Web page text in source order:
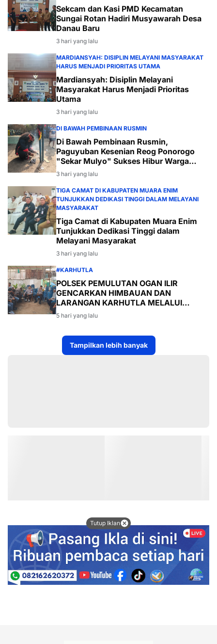
Sekcam dan Kasi PMD Kecamatan
Sungai Rotan Hadiri Musyawarah Desa
Danau Baru
3 hari yang lalu
MARDIANSYAH: DISIPLIN MELAYANI MASYARAKAT
HARUS MENJADI PRIORITAS UTAMA
Mardiansyah: Disiplin Melayani
Masyarakat Harus Menjadi Prioritas
Utama
3 hari yang lalu
DI BAWAH PEMBINAAN RUSMIN
Di Bawah Pembinaan Rusmin,
Paguyuban Kesenian Reog Ponorogo
"Sekar Mulyo" Sukses Hibur Warga
Desa Payabakal
3 hari yang lalu
TIGA CAMAT DI KABUPATEN MUARA ENIM
TUNJUKKAN DEDIKASI TINGGI DALAM MELAYANI
MASYARAKAT
Tiga Camat di Kabupaten Muara Enim
Tunjukkan Dedikasi Tinggi dalam
Melayani Masyarakat
3 hari yang lalu
#KARHUTLA
POLSEK PEMULUTAN OGAN ILIR
GENCARKAN HIMBAUAN DAN
LARANGAN KARHUTLA MELALUI
PROGRAM TSKD (TOURING SAMBANG
KE DESA-DESA
5 hari yang lalu
Tampilkan lebih banyak
Tutup Iklan